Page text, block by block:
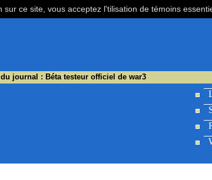
journal : Béta testeur officiel de war3
sur ce site, vous acceptez l'tilisation de témoins